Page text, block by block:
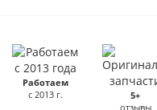
Работаем
с 2013 г.
5+
отзывы